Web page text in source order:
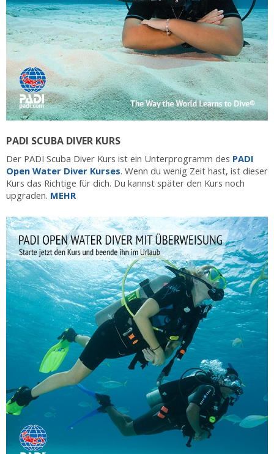
PADI SCUBA DIVER KURS
Der PADI Scuba Diver Kurs ist ein Unterprogramm des PADI
Open Water Diver Kurses. Wenn du wenig Zeit hast, ist dieser
Kurs das Richtige für dich. Du kannst später den Kurs noch
upgraden. MEHR